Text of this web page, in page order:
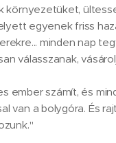
környezetüket,
egyenek friss
minden nap
válasszanak,
ember számít, és
van a bolygóra. És